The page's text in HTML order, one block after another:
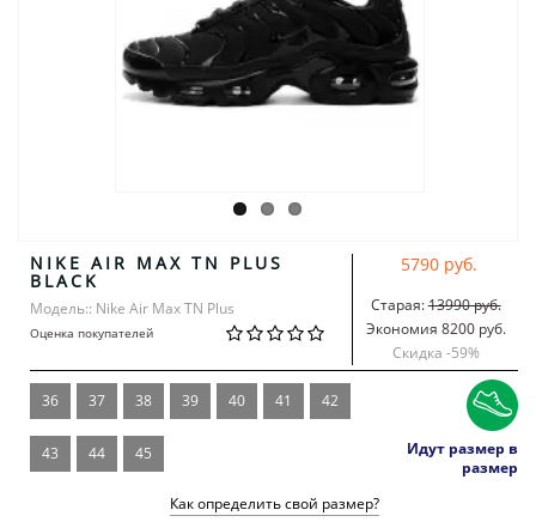
NIKE AIR MAX TN PLUS
BLACK
Модель:: Nike Air Max TN Plus
Оценка покупателей
5790 руб.
Старая:13990 руб.
Экономия 8200 руб.
Скидка -59%
36 37 38 39 40 41 42
43 44 45
Идут размер в
размер
Как определить свой размер?